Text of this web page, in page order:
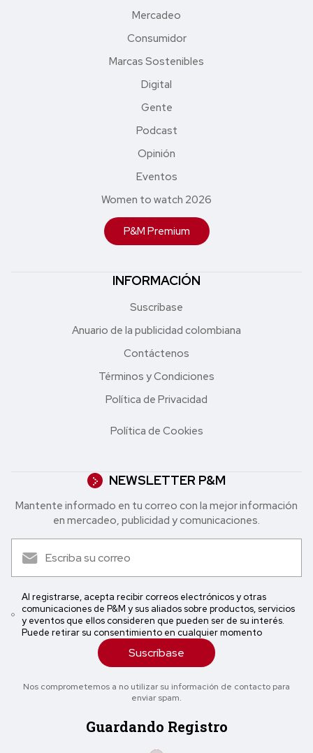
Mercadeo
Consumidor
Marcas Sostenibles
Digital
Gente
Podcast
Opinión
Eventos
Women to watch 2026
P&M Premium
INFORMACIÓN
Suscríbase
Anuario de la publicidad colombiana
Contáctenos
Términos y Condiciones
Política de Privacidad
Política de Cookies
NEWSLETTER P&M
Mantente informado en tu correo con la mejor in formación
en mercadeo, publicidad y comunicaciones.
Al registrarse, acepta recibir correos electrónicos y otras
comunicaciones de P&M y sus aliados sobre productos, servicios
y eventos que ellos consideren que pueden ser de su interés.
Puede retirar su consentimiento en cualquier momento
Suscríbase
Nos comprometemos a no utilizar su información de contacto para
enviar spam.
Guardando Registro